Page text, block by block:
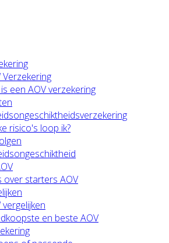
Verzekering
een AOV verzekering
risico's loop ik?
over starters AOV
vergelijken
en beste AOV